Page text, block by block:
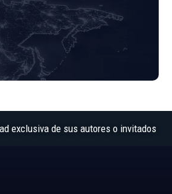
exclusiva de sus autores o invitados